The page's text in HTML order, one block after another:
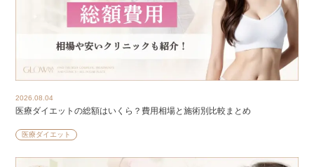
2026.08.04
医療ダイエットの総額はいくら？費用相場と施術別比較まとめ
医療ダイエット